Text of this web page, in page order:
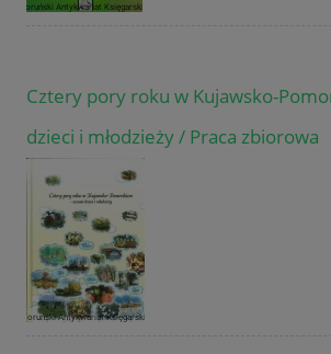
Cztery pory roku w Kujawsko-
dzieci i młodzieży / Praca zbiorowa